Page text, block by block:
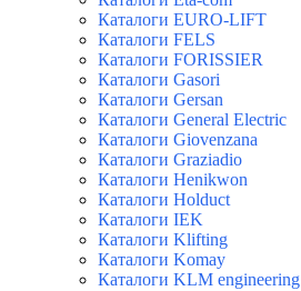
Каталоги EURO-LIFT
Каталоги FELS
Каталоги FORISSIER
Каталоги Gasori
Каталоги Gersan
Каталоги General Electric
Каталоги Giovenzana
Каталоги Graziadio
Каталоги Henikwon
Каталоги Holduct
Каталоги IEK
Каталоги Klifting
Каталоги Komay
Каталоги KLM engineering